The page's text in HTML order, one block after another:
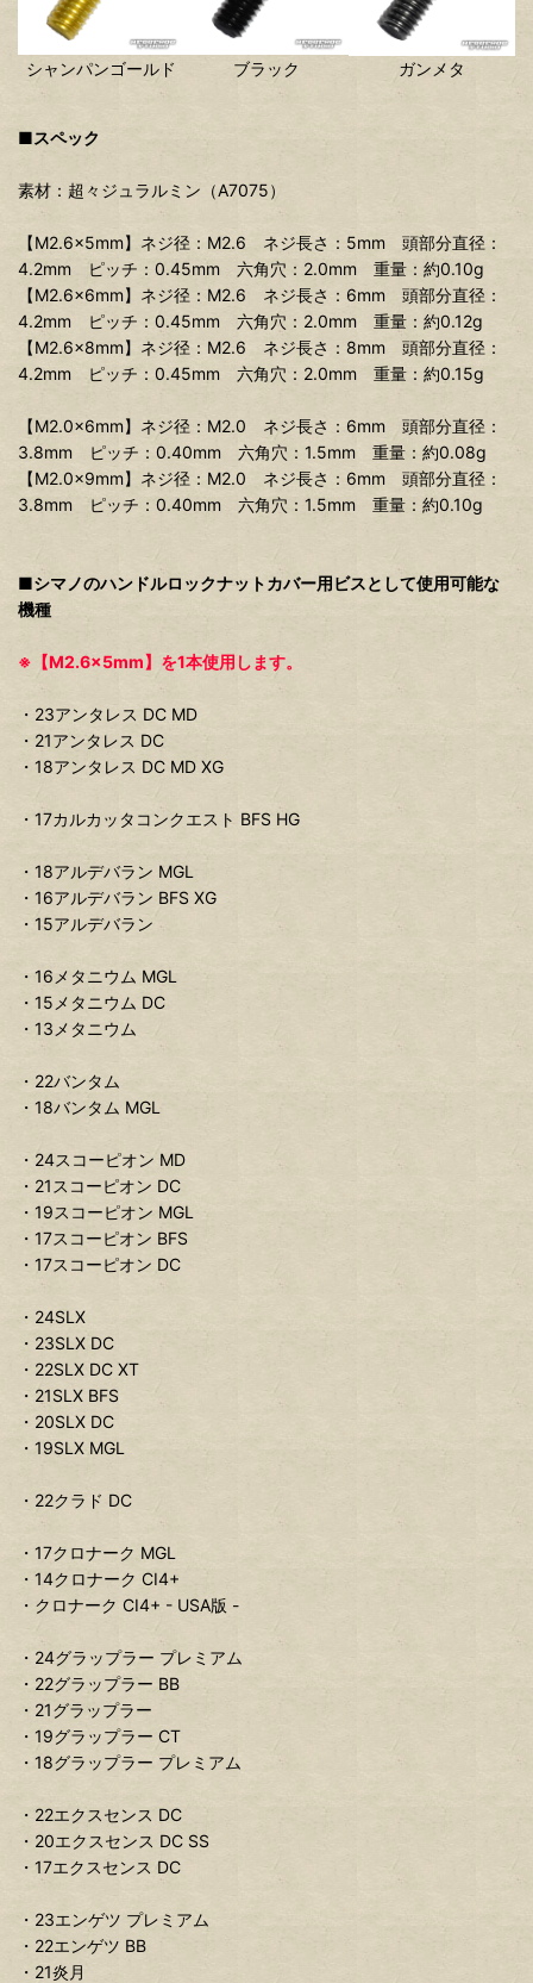
シャンパンゴールド ブラック ガンメタ
■スペック
素材：超々ジュラルミン（A7075）
【M2.6×5mm】ネジ径：M2.6 ネジ長さ：5mm 頭部分直径：
4.2mm ピッチ：0.45mm 六角穴：2.0mm 重量：約0.10g
【M2.6×6mm】ネジ径：M2.6 ネジ長さ：6mm 頭部分直径：
4.2mm ピッチ：0.45mm 六角穴：2.0mm 重量：約0.12g
【M2.6×8mm】ネジ径：M2.6 ネジ長さ：8mm 頭部分直径：
4.2mm ピッチ：0.45mm 六角穴：2.0mm 重量：約0.15g
【M2.0×6mm】ネジ径：M2.0 ネジ長さ：6mm 頭部分直径：
3.8mm ピッチ：0.40mm 六角穴：1.5mm 重量：約0.08g
【M2.0×9mm】ネジ径：M2.0 ネジ長さ：6mm 頭部分直径：
3.8mm ピッチ：0.40mm 六角穴：1.5mm 重量：約0.10g
■シマノのハンドルロックナットカバー用ビスとして使用可能な
機種
※【M2.6×5mm】を1本使用します。
・23アンタレス DC MD
・21アンタレス DC
・18アンタレス DC MD XG
・17カルカッタコンクエスト BFS HG
・18アルデバラン MGL
・16アルデバラン BFS XG
・15アルデバラン
・16メタニウム MGL
・15メタニウム DC
・13メタニウム
・22バンタム
・18バンタム MGL
・24スコーピオン MD
・21スコーピオン DC
・19スコーピオン MGL
・17スコーピオン BFS
・17スコーピオン DC
・24SLX
・23SLX DC
・22SLX DC XT
・21SLX BFS
・20SLX DC
・19SLX MGL
・22クラド DC
・17クロナーク MGL
・14クロナーク CI4+
・クロナーク CI4+ - USA版 -
・24グラップラー プレミアム
・22グラップラー BB
・21グラップラー
・19グラップラー CT
・18グラップラー プレミアム
・22エクスセンス DC
・20エクスセンス DC SS
・17エクスセンス DC
・23エンゲツ プレミアム
・22エンゲツ BB
・21炎月